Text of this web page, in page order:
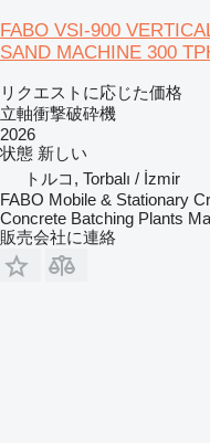
FABO VSI-900
SAND MACHINE 300
リクエストに応じた価格
立軸衝撃破砕機
2026
状態 新しい
トルコ, Torbalı / İzmir
FABO Mobile & Stationary
Concrete Batching Plants
販売会社に連絡